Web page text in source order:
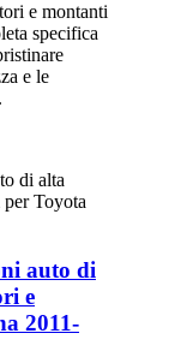
e montanti
specifica
e le
auto di
e
2011-